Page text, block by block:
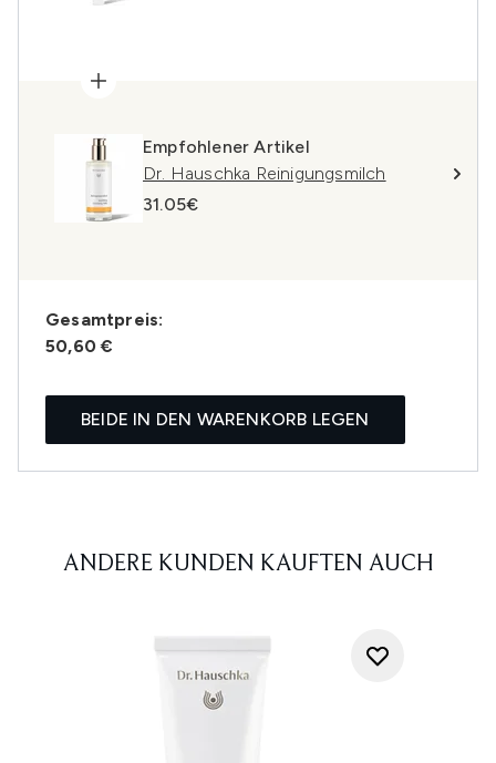
Empfohlener Artikel
Dr. Hauschka Reinigungsmilch
31.05€
Gesamtpreis:
50,60 €
BEIDE IN DEN WARENKORB LEGEN
ANDERE KUNDEN KAUFTEN AUCH